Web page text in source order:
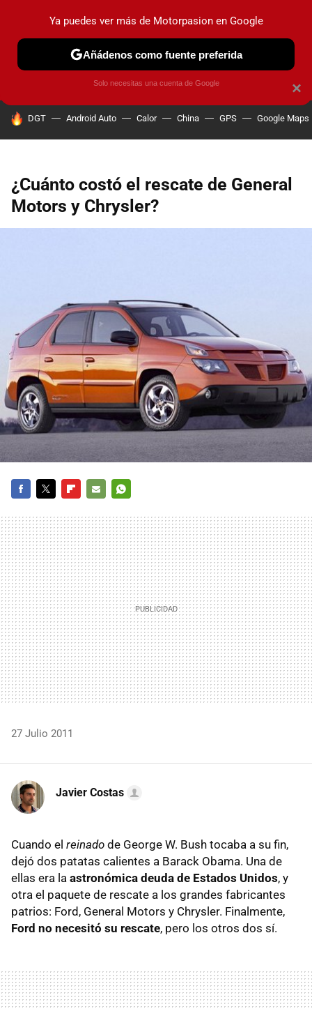
PRUEBAS COCHES ELÉCTRICOS OBSERVATORIO
HOY SE HABLA DE
DGT Android Auto Calor China GPS Google Maps
¿Cuánto costó el rescate de General
Motors y Chrysler?
MAIL
27 Julio 2011
Javier Costas
Cuando el reinado de George W. Bush tocaba a su fin,
dejó dos patatas calientes a Barack Obama. Una de
ellas era la astronómica deuda de Estados Unidos, y
otra el paquete de rescate a los grandes fabricantes
patrios: Ford, General Motors y Chrysler. Finalmente,
Ford no necesitó su rescate, pero los otros dos sí.
×
Ya puedes ver más de Motorpasion en Google
Añádenos como fuente preferida
Solo necesitas una cuenta de Google